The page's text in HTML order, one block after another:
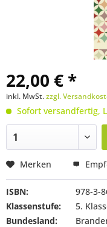
22,00 € *
inkl. MwSt.zzgl.
Sofort versandfertig,
Merken
ISBN:
978-3-
Klassenstufe:
5.
Bundesland: